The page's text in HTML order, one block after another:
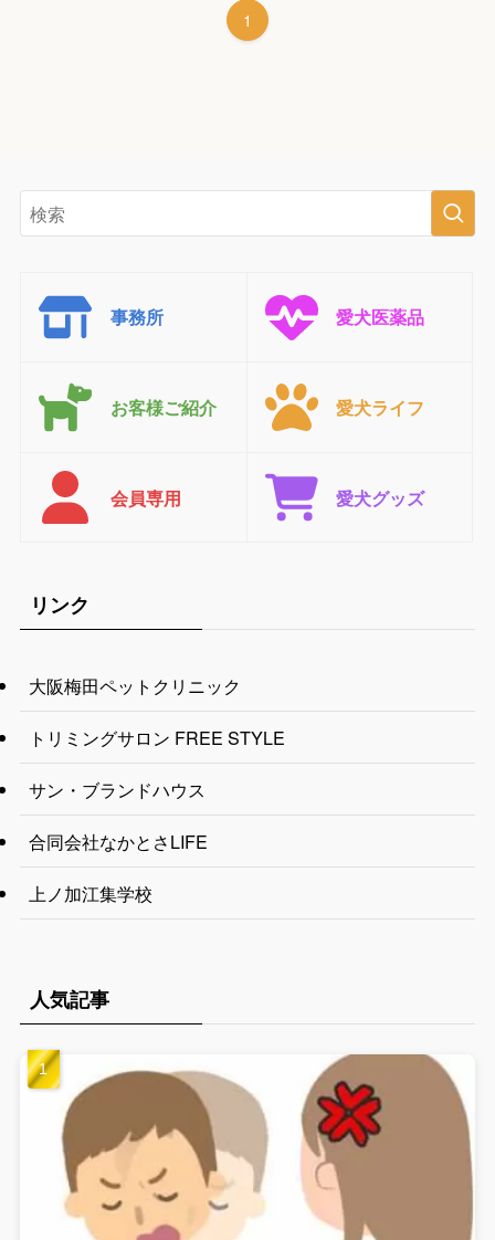
1
事務所 愛犬医薬品
お客様ご紹介 愛犬ライフ
会員専用 愛犬グッズ
リンク
大阪梅田ペットクリニック
トリミングサロン FREE STYLE
サン・ブランドハウス
合同会社なかとさLIFE
上ノ加江集学校
人気記事